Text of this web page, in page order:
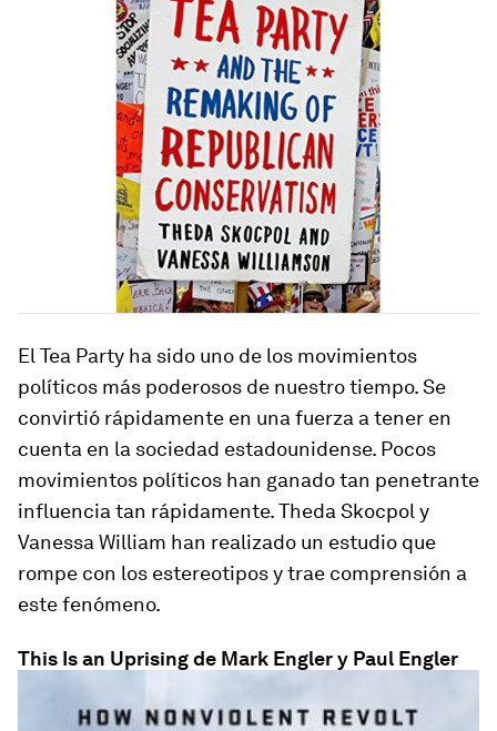
El Tea Party ha sido uno de los movimientos
políticos más poderosos de nuestro tiempo. Se
convirtió rápidamente en una fuerza a tener en
cuenta en la sociedad estadounidense. Pocos
movimientos políticos han ganado tan penetrante
influencia tan rápidamente. Theda Skocpol y
Vanessa William han realizado un estudio que
rompe con los estereotipos y trae comprensión a
este fenómeno.
This Is an Uprising de Mark Engler y Paul Engler